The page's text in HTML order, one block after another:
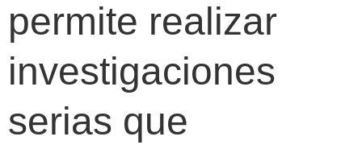
permite realizar
investigaciones
serias que